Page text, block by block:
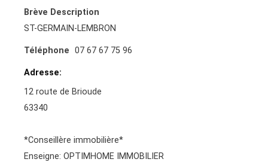
Brève Description
ST-GERMAIN-LEMBRON
Téléphone 07 67 67 75 96
12 route de Brioude
63340
*Conseillère immobilière*
Enseigne: OPTIMHOME IMMOBILIER